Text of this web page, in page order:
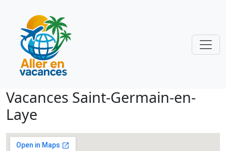
Vacances Saint-Germain-en-
Laye